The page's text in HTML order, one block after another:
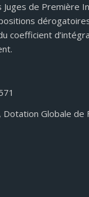
Juges de
coefficient
Dotation Globale